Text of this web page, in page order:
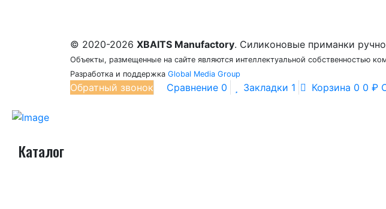
© 2020-2026 XBAITS Manufactory. Силиконовые приманки
Объекты, размещенные на сайте являются интеллектуальной собственностью
Разработка и поддержка Global Media Group
Обратный звонок Сравнение 0 Закладки 1 Корзина 0 0 ₽
Каталог